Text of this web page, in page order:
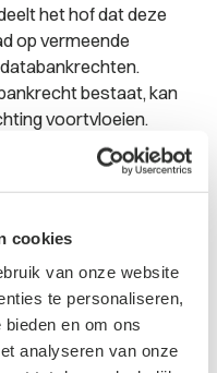
cookies
van onze website
te personaliseren,
en om ons
analyseren van onze
het hof dat deze
op vermeende
bestaat, kan
voortvloeien.
is wanneer
dat
verkrijging, controle
enkel creëren van
Zonder